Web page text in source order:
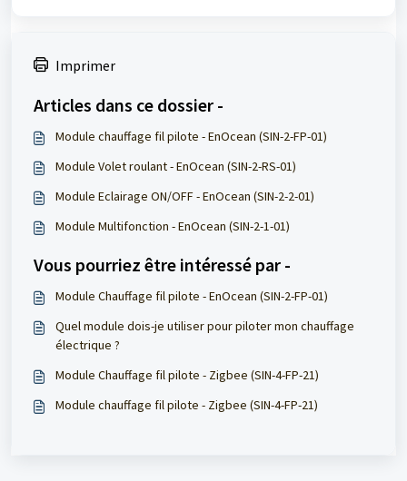
Imprimer
Articles dans ce dossier -
Module chauffage fil pilote - EnOcean (SIN-2-FP-01)
Module Volet roulant - EnOcean (SIN-2-RS-01)
Module Eclairage ON/OFF - EnOcean (SIN-2-2-01)
Module Multifonction - EnOcean (SIN-2-1-01)
Vous pourriez être intéressé par -
Module Chauffage fil pilote - EnOcean (SIN-2-FP-01)
Quel module dois-je utiliser pour piloter mon chauffage
électrique ?
Module Chauffage fil pilote - Zigbee (SIN-4-FP-21)
Module chauffage fil pilote - Zigbee (SIN-4-FP-21)